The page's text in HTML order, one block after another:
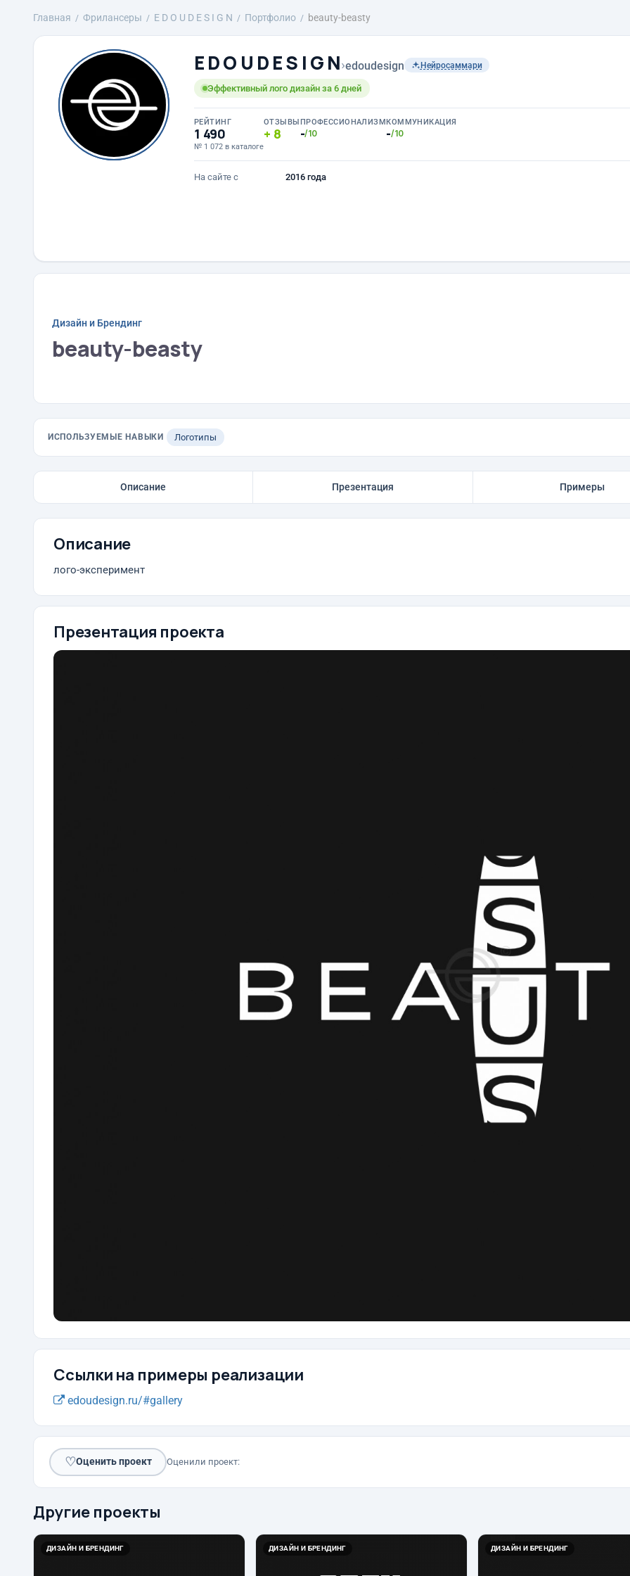
Главная Фрилансеры E D O U D E S I G N Портфолио beauty-beasty
E D O U D E S I G N›edoudesign Нейросаммари
Эффективный лого дизайн за 6 дней
РЕЙТИНГ
1 490
№ 1 072 в каталоге
ОТЗЫВЫ
8
ПРОФЕССИОНАЛИЗМ
-/10
КОММУНИКАЦИЯ
-/10
На сайте с 2016 года
Дизайн и Брендинг
beauty-beasty
ИСПОЛЬЗУЕМЫЕ НАВЫКИ Логотипы
Описание Презентация Примеры
Описание
лого-эксперимент
Презентация проекта
Ссылки на примеры реализации
edoudesign.ru/#gallery
♡Оценить проект Оценили проект:
Другие проекты
ДИЗАЙН И БРЕНДИНГ ДИЗАЙН И БРЕНДИНГ ДИЗАЙН И БРЕНДИНГ